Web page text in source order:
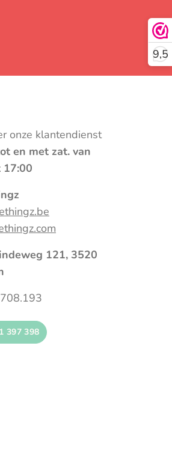
9,5
onze klantendienst
en met zat. van
17:00
121, 3520
397 398